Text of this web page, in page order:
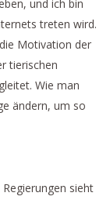
und ich bin
treten wird.
Motivation der
tierischen
Wie man
ändern, um so
sieht